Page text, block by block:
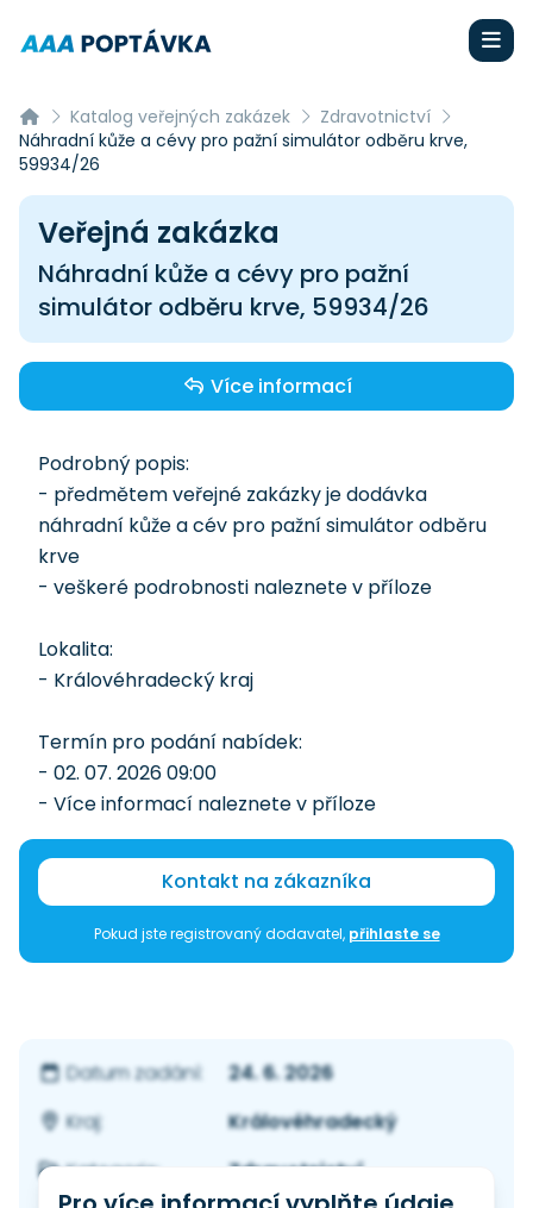
Katalog veřejných zakázek
Zdravotnictví
Náhradní kůže a cévy pro pažní simulátor odběru krve,
59934/26
Veřejná zakázka
Náhradní kůže a cévy pro pažní
simulátor odběru krve, 59934/26
Více informací
Podrobný popis:
- předmětem veřejné zakázky je dodávka
náhradní kůže a cév pro pažní simulátor odběru
krve
- veškeré podrobnosti naleznete v příloze
Lokalita:
- Královéhradecký kraj
Termín pro podání nabídek:
- 02. 07. 2026 09:00
- Více informací naleznete v příloze
Kontakt na zákazníka
Pokud jste registrovaný dodavatel, přihlaste se
Datum zadání:
24. 6. 2026
Kraj:
Královéhradecký
Kategorie:
Zdravotnictví